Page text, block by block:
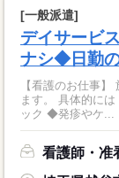
[一般派遣]
デイサービ
ナシ◆日勤
【看護のお仕事
ます。 具体的には ◆血圧測定 ◆お薬の管理や準備 ◆バイタルチェ
ック ◆発疹やケ...
看護師・准